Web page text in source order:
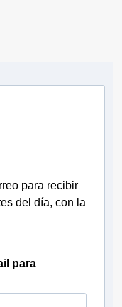
para recibir
del día, con la
para